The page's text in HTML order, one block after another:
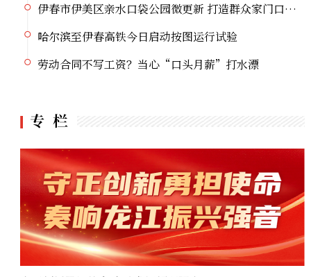
哈尔滨至伊春高铁今日启动按图运行试验
劳动合同不写工资？当心“口头月薪”打水漂
接到“无人仓”订单，打包责任由谁承担？
虎林：电商直播掀热潮 生态好蜜点亮荷花季
虎林刺五加：从生态“沃土”到产业“热土”的跨越之路
大兴安岭新林镇启动环境卫生整治专项行动
逊克县驻村精准帮扶 黏玉米产业丰产提质
伊春市伊美区亲水口袋公园微更新 打造群众家门口幸福乐园